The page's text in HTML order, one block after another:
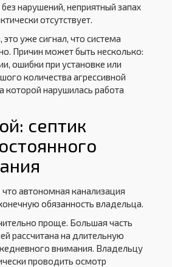
нарушений, неприятный запах
отсутствует.
уже сигнал, что система
Причин может быть несколько:
ошибки при установке или
количества агрессивной
которой нарушилась работа
септик
автономная канализация
обязанность владельца.
проще. Большая часть
рассчитана на длительную
внимания. Владельцу
проводить осмотр